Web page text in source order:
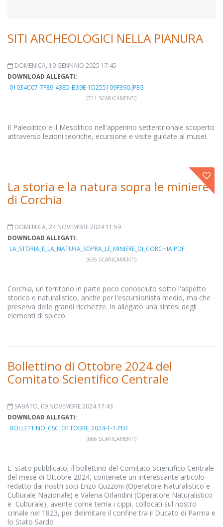
SITI ARCHEOLOGICI NELLA PIANURA
DOMENICA, 19 GENNAIO 2025 17:45
DOWNLOAD ALLEGATI:
01034C07-7F89-43ED-B39E-1D255109F390.JPEG
(711 SCARICAMENTI)
Il Paleolitico e il Mesolitico nell'appenino settentrionale scoperto
attraverso lezioni teoriche, ecursione e visite guidate ai musei.
La storia e la natura sopra le miniere
di Corchia
DOMENICA, 24 NOVEMBRE 2024 11:59
DOWNLOAD ALLEGATI:
LA_STORIA_E_LA_NATURA_SOPRA_LE_MINIERE_DI_CORCHIA.PDF
(635 SCARICAMENTI)
Corchia, un territorio in parte poco conosciuto sotto l'aspetto
storico e naturalistico, anche per l'escursionista medio, ma che
preserva delle grandi ricchezze. In allegato una sintesi degli
elementi di spicco.
Bollettino di Ottobre 2024 del
Comitato Scientifico Centrale
SABATO, 09 NOVEMBRE 2024 17:43
DOWNLOAD ALLEGATI:
BOLLETTINO_CSC_OTTOBRE_2024-1-1.PDF
(666 SCARICAMENTI)
E' stato pubblicato, il bollettino del Comitato Scientifico Centrale
del mese di Ottobre 2024, contenete un interessante articolo
redatto dai nostri soci Enzo Guzzoni (Operatore Naturalistico e
Culturale Nazionale) e Valeria Orlandini (Operatore Naturalistico
e Culturale), avente come tema i cippi, collocati sul nostro
crinale nel 1823, per delimitare il confine tra il Ducato di Parma e
lo Stato Sardo